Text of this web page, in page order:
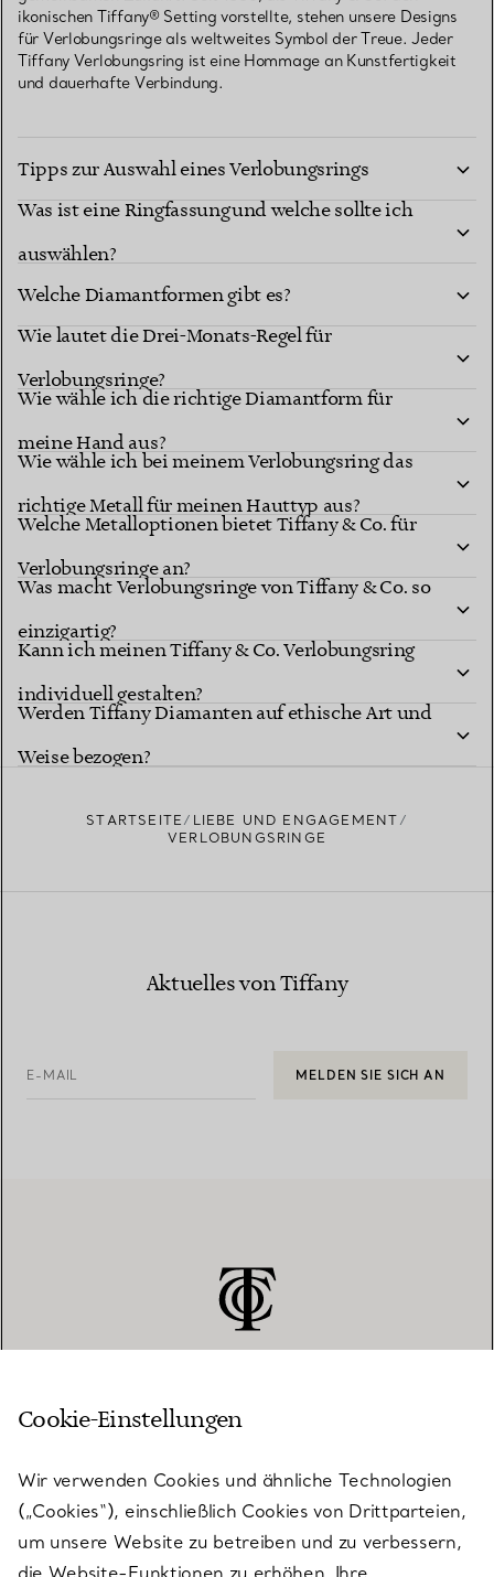
ikonischen Tiffany® Setting vorstellte, stehen unsere Designs
für Verlobungsringe als weltweites Symbol der Treue. Jeder
Tiffany Verlobungsring ist eine Hommage an Kunstfertigkeit
und dauerhafte Verbindung.
Tipps zur Auswahl eines Verlobungsrings
Was ist eine Ringfassung und welche sollte ich
auswählen?
berühmten Fassungen
Welche Diamantformen gibt es?
Diamantformen
Wie lautet die Drei-Monats-Regel für
Verlobungsringe?
Wie wähle ich die richtige Diamantform für
meine Hand aus?
Tiffany Diamantformen
Wie wähle ich bei meinem Verlobungsring das
richtige Metall für meinen Hauttyp aus?
Welche Metalloptionen bietet Tiffany & Co. für
Verlobungsringe an?
Was macht Verlobungsringe von Tiffany & Co. so
einzigartig?
Kann ich meinen Tiffany & Co. Verlobungsring
individuell gestalten?
Tiffany Ring-Studio
Werden Tiffany Diamanten auf ethische Art und
Weise bezogen?
Erfahren Sie mehr über die Herkunft unserer Diamanten
und unsere verantwortungsvolle Beschaffung
STARTSEITE
LIEBE UND ENGAGEMENT
VERLOBUNGSRINGE
Aktuelles von Tiffany
E-MAIL MELDEN SIE SICH AN
KUNDENSERVICE
SERVICES
Cookie-Einstellungen
Wir verwenden Cookies und ähnliche Technologien
(„Cookies“), einschließlich Cookies von Drittparteien,
um unsere Website zu betreiben und zu verbessern,
die Website-Funktionen zu erhöhen, Ihre